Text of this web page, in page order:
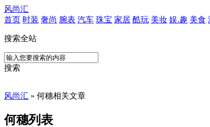
风尚汇
首页 时装 奢尚 腕表 汽车 珠宝 家居 酷玩 美妆 娱.趣 美食
搜索全站
搜索
风尚汇 » 何穗相关文章
何穗列表